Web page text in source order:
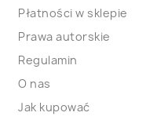
Płatności w sklepie
Prawa autorskie
Regulamin
O nas
Jak kupować